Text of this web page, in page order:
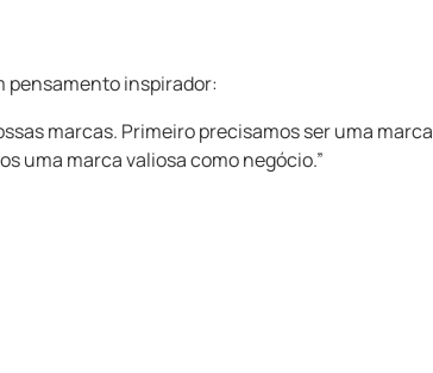
pensamento inspirador:
marcas. Primeiro precisamos ser uma marca
uma marca valiosa como negócio.”